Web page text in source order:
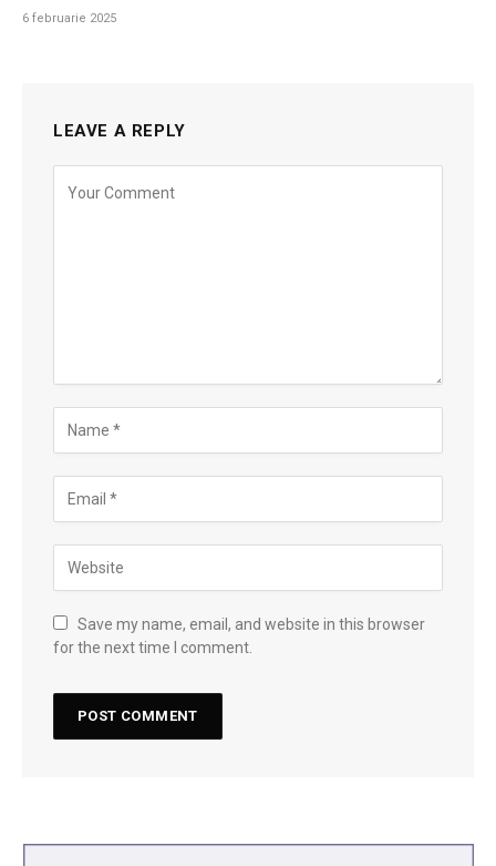
6 februarie 2025
LEAVE A REPLY
Save my name, email, and website in this browser
for the next time I comment.